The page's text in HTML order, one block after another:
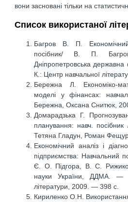
вони засновані тільки на
Список використаної
Багров В. П.
посібник/ В. П.
Дніпропетровська
К.: Центр навчальної
Бережна Л. Економіко-
моделі у фінансах:
Бережна, Оксана Снитюк,
Домарадзька Г.
планування: навч.
Тетяна Гладун, Роман
Економічний аналіз і
підприємства: Навчальний
Є. О. Підгора, В. С.
науки України, ДДМА. —
літератури, 2009. — 398 с.
Кириленко О.Н.